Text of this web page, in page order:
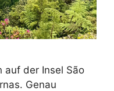
auf der Insel São
Genau